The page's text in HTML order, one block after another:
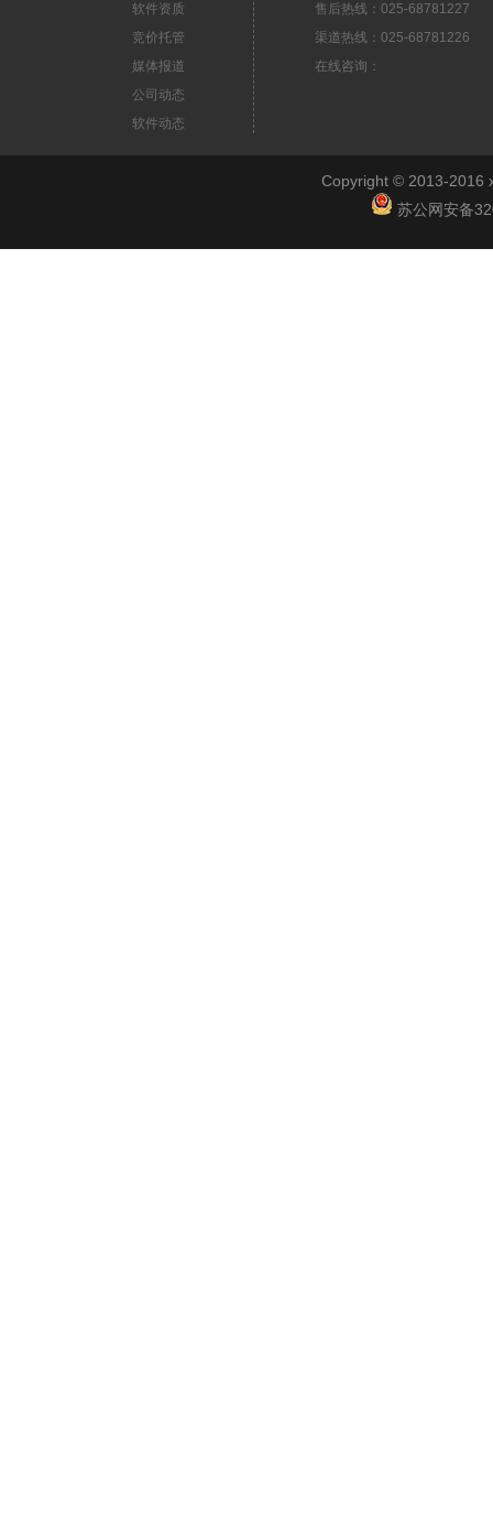
软件资质
竞价托管
媒体报道
公司动态
软件动态
售后热线：025-68781227
渠道热线：025-68781226
在线咨询：
Copyright © 2013-2016
苏公网安备